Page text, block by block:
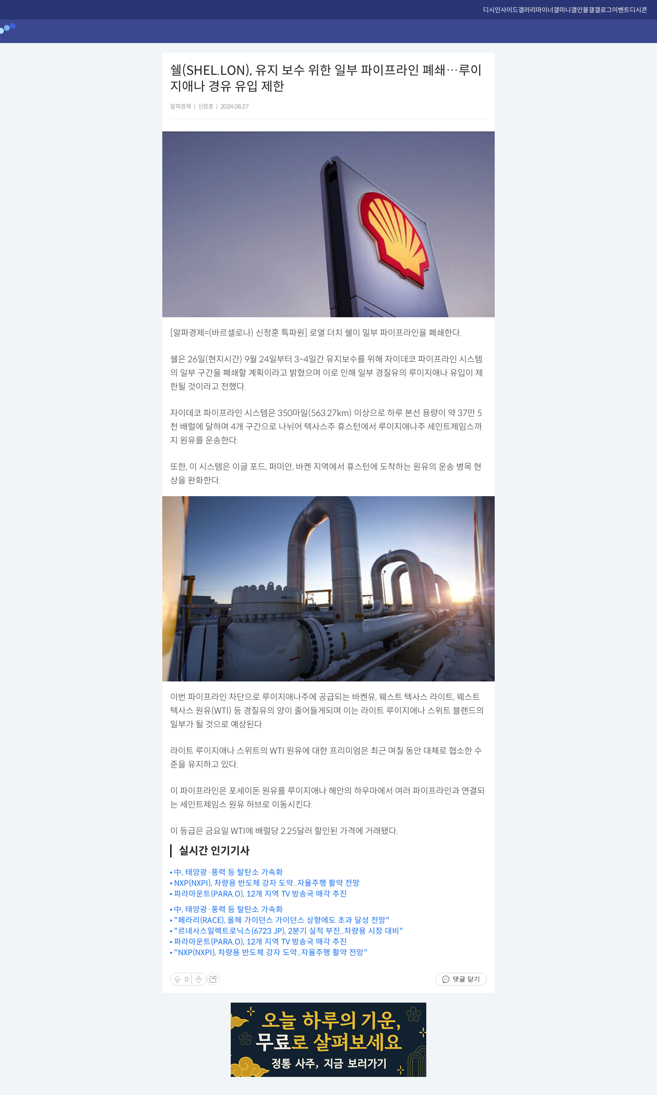
디시인사이드갤러리마이너갤미니갤인물갤갤로그이벤트디시콘
쉘(SHEL.LON), 유지 보수 위한 일부 파이프라인 폐쇄…루이
지애나 경유 유입 제한
알파경제 신정훈 2024.08.27
[알파경제=(바르셀로나) 신정훈 특파원] 로열 더치 쉘이 일부 파이프라인을 폐쇄한다.
쉘은 26일(현지시간) 9월 24일부터 3~4일간 유지보수를 위해 자이데코 파이프라인 시스템
의 일부 구간을 폐쇄할 계획이라고 밝혔으며 이로 인해 일부 경질유의 루이지애나 유입이 제
한될 것이라고 전했다.
자이데코 파이프라인 시스템은 350마일(563.27km) 이상으로 하루 본선 용량이 약 37만 5
천 배럴에 달하며 4개 구간으로 나뉘어 텍사스주 휴스턴에서 루이지애나주 세인트제임스까
지 원유를 운송한다.
또한, 이 시스템은 이글 포드, 퍼미안, 바켄 지역에서 휴스턴에 도착하는 원유의 운송 병목 현
상을 완화한다.
이번 파이프라인 차단으로 루이지애나주에 공급되는 바켄유, 웨스트 텍사스 라이트, 웨스트
텍사스 원유(WTI) 등 경질유의 양이 줄어들게되며 이는 라이트 루이지애나 스위트 블렌드의
일부가 될 것으로 예상된다.
라이트 루이지애나 스위트의 WTI 원유에 대한 프리미엄은 최근 며칠 동안 대체로 협소한 수
준을 유지하고 있다.
이 파이프라인은 포세이돈 원유를 루이지애나 해안의 하우마에서 여러 파이프라인과 연결되
는 세인트제임스 원유 허브로 이동시킨다.
이 등급은 금요일 WTI에 배럴당 2.25달러 할인된 가격에 거래됐다.
실시간 인기기사
中, 태양광·풍력 등 탈탄소 가속화
NXP(NXPI), 차량용 반도체 강자 도약..자율주행 활약 전망
파라마운트(PARA.O), 12개 지역 TV 방송국 매각 추진
中, 태양광·풍력 등 탈탄소 가속화
"페라리(RACE), 올해 가이던스 가이던스 상향에도 초과 달성 전망"
"르네사스일렉트로닉스(6723 JP), 2분기 실적 부진..차량용 시장 대비"
파라마운트(PARA.O), 12개 지역 TV 방송국 매각 추진
"NXP(NXPI), 차량용 반도체 강자 도약..자율주행 활약 전망"
0 댓글 닫기